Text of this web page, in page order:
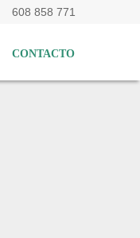
608 858 771
CONTACTO